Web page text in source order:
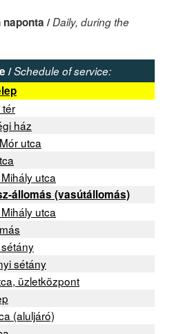
/Daily, during the
/Schedule of service:
tér
ház
utca
utca
állomás (vasútállomás)
utca
sétány
üzletközpont
(aluljáró)